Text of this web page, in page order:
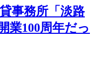
事務所「淡路
業100周年だっ